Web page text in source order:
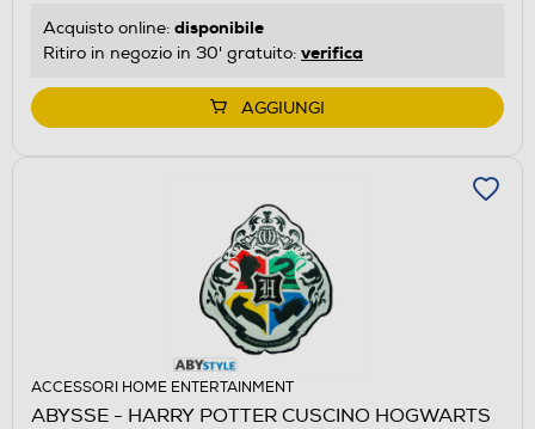
Acquisto online: disponibile
Ritiro in negozio in 30' gratuito: verifica
AGGIUNGI
ACCESSORI HOME ENTERTAINMENT
ABYSSE - HARRY POTTER CUSCINO HOGWARTS